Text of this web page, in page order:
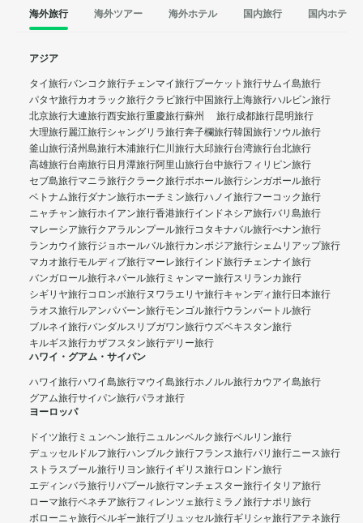
海外旅行 海外ツアー 海外ホテル 国内旅行 国内ホテル
アジア
タイ旅行バンコク旅行チェンマイ旅行プーケット旅行サムイ島旅行
パタヤ旅行カオラック旅行クラビ旅行中国旅行上海旅行ハルビン旅行
北京旅行大連旅行西安旅行重慶旅行蘇州 旅行成都旅行昆明旅行
大理旅行麗江旅行シャングリラ旅行奔子欄旅行韓国旅行ソウル旅行
釜山旅行済州島旅行木浦旅行仁川旅行大邱旅行台湾旅行台北旅行
高雄旅行台南旅行日月潭旅行阿里山旅行台中旅行フィリピン旅行
セブ島旅行マニラ旅行クラーク旅行ボホール旅行シンガポール旅行
ベトナム旅行ダナン旅行ホーチミン旅行ハノイ旅行フーコック旅行
ニャチャン旅行ホイアン旅行香港旅行インドネシア旅行バリ島旅行
マレーシア旅行クアラルンプール旅行コタキナバル旅行ぺナン旅行
ランカウイ旅行ジョホールバル旅行カンボジア旅行シェムリアップ旅行
マカオ旅行モルディブ旅行マーレ旅行インド旅行チェンナイ旅行
バンガロール旅行ネパール旅行 ミャンマー旅行スリランカ旅行
シギリヤ旅行コロンボ旅行ヌワラエリヤ旅行キャンディ旅行日本旅行
ラオス旅行ルアンパバーン旅行モンゴル旅行ウランバートル旅行
ブルネイ旅行バンダルスリブガワン旅行ウズベキスタン旅行
キルギス旅行カザフスタン旅行デリー旅行
ハワイ・グアム・サイパン
ハワイ旅行ハワイ島旅行マウイ島旅行ホノルル旅行カウアイ島旅行
グアム旅行サイパン旅行パラオ旅行
ヨーロッパ
ドイツ旅行 ミュンヘン旅行ニュルンベルク旅行ベルリン旅行
デュッセルドルフ旅行ハンブルク旅行フランス旅行パリ旅行ニース旅行
ストラスブール旅行リヨン旅行イギリス旅行ロンドン旅行
エディンバラ旅行リバプール旅行マンチェスター旅行イタリア旅行
ローマ旅行ベネチア旅行フィレンツェ旅行 ミラノ旅行ナポリ旅行
ボローニャ旅行ベルギー旅行ブリュッセル旅行ギリシャ旅行アテネ旅行